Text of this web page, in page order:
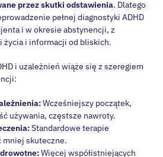
pełnej diagnostyki ADHD
i w okresie abstynencji, z
i informacji od bliskich.
używania, częstsze nawroty.
Standardowe terapie
mniej skuteczne.
Więcej współistniejących
(np. depresja, lęk) i problemów